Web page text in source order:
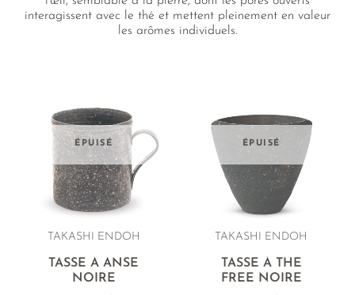
RECOMMANDATIONS
THÉ JAUNE
PHOENIX DANCONG
TANZANIE
THAÏLANDE
RECOMMANDATIONS
CORÉE
CLASSIQUES
RECOMMANDATIONS
COFFRETS & CADEAUX
VARIÉTÉS
ROOIBOS
interagissent avec le thé et mettent pleinement en valeur
les arômes individuels.
ÉPUISÉ
TAKASHI ENDOH
TASSE À ANSE
NOIRE
ÉPUISÉ
TAKASHI ENDOH
TASSE À THÉ
FREE NOIRE